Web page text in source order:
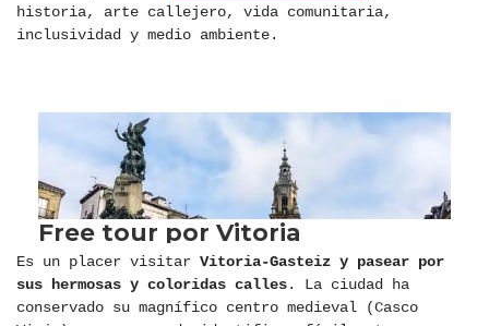
historia, arte callejero, vida comunitaria,
inclusividad y medio ambiente.
Es un placer visitar Vitoria-Gasteiz y pasear por
sus hermosas y coloridas calles. La ciudad ha
conservado su magnífico centro medieval (Casco